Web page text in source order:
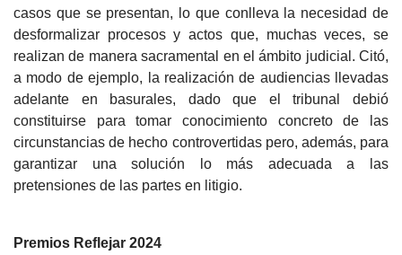
casos que se presentan, lo que conlleva la necesidad de
desformalizar procesos y actos que, muchas veces, se
realizan de manera sacramental en el ámbito judicial. Citó,
a modo de ejemplo, la realización de audiencias llevadas
adelante en basurales, dado que el tribunal debió
constituirse para tomar conocimiento concreto de las
circunstancias de hecho controvertidas pero, además, para
garantizar una solución lo más adecuada a las
pretensiones de las partes en litigio.
Premios Reflejar 2024